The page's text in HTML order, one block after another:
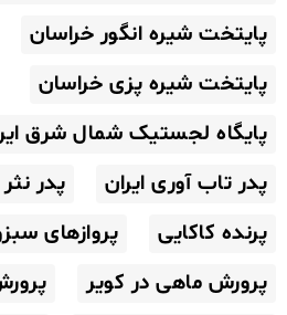
پایتخت شیره انگور خراسان
پایتخت شیره پزی خراسان
پایگاه لجستیک شمال شرق
پدر تاب آوری ایران
پدر
پرنده کاکایی
پروازهای
پرورش ماهی در کویر